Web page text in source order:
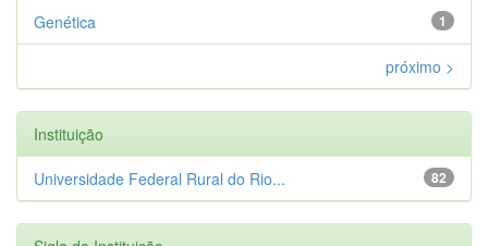
1
Genética
próximo >
Instituição
82
Universidade Federal Rural do Rio...